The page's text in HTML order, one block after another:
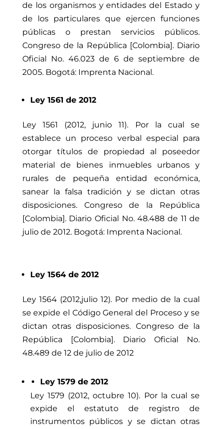
de los organismos y entidades del Estado y
de los particulares que ejercen funciones
públicas o prestan servicios públicos.
Congreso de la República [Colombia]. Diario
Oficial No. 46.023 de 6 de septiembre de
2005. Bogotá: Imprenta Nacional.
Ley 1561 de 2012
Ley 1561 (2012, junio 11). Por la cual se
establece un proceso verbal especial para
otorgar títulos de propiedad al poseedor
material de bienes inmuebles urbanos y
rurales de pequeña entidad económica,
sanear la falsa tradición y se dictan otras
disposiciones. Congreso de la República
[Colombia]. Diario Oficial No. 48.488 de 11 de
julio de 2012. Bogotá: Imprenta Nacional.
Ley 1564 de 2012
Ley 1564 (2012,julio 12). Por medio de la cual
se expide el Código General del Proceso y se
dictan otras disposiciones. Congreso de la
República [Colombia]. Diario Oficial No.
48.489 de 12 de julio de 2012
Ley 1579 de 2012
Ley 1579 (2012, octubre 10). Por la cual se
expide el estatuto de registro de
instrumentos públicos y se dictan otras